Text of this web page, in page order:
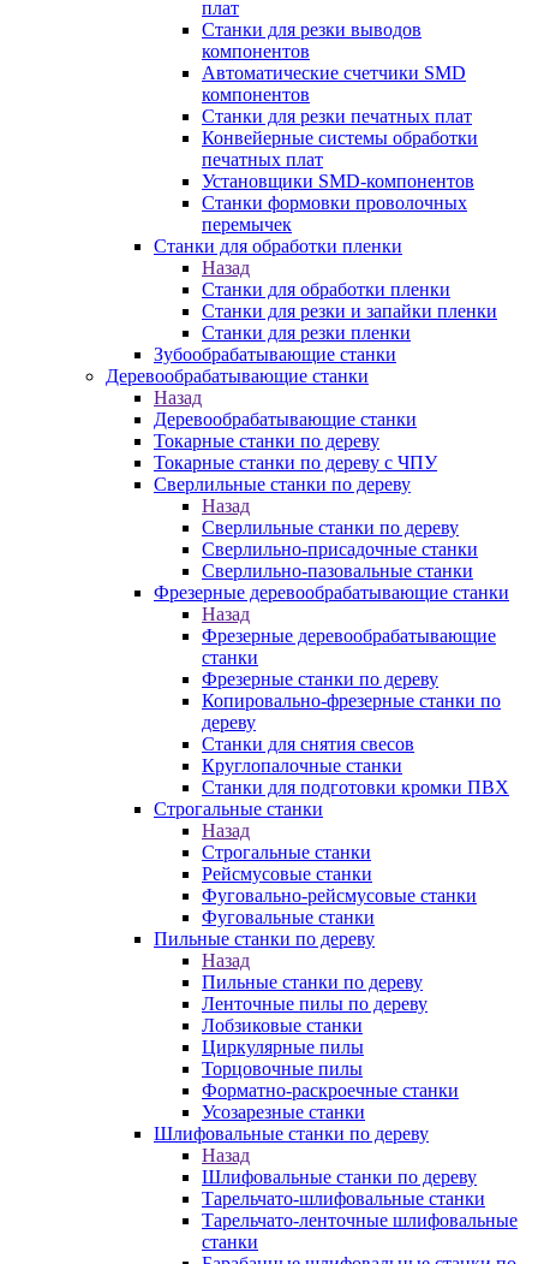
плат
Станки для резки выводов
компонентов
Автоматические счетчики SMD
компонентов
Станки для резки печатных плат
Конвейерные системы обработки
печатных плат
Установщики SMD-компонентов
Станки формовки проволочных
перемычек
Станки для обработки пленки
Назад
Станки для обработки пленки
Станки для резки и запайки пленки
Станки для резки пленки
Зубообрабатывающие станки
Деревообрабатывающие станки
Назад
Деревообрабатывающие станки
Токарные станки по дереву
Токарные станки по дереву с ЧПУ
Сверлильные станки по дереву
Назад
Сверлильные станки по дереву
Сверлильно-присадочные станки
Сверлильно-пазовальные станки
Фрезерные деревообрабатывающие станки
Назад
Фрезерные деревообрабатывающие
станки
Фрезерные станки по дереву
Копировально-фрезерные станки по
дереву
Станки для снятия свесов
Круглопалочные станки
Станки для подготовки кромки ПВХ
Строгальные станки
Назад
Строгальные станки
Рейсмусовые станки
Фуговально-рейсмусовые станки
Фуговальные станки
Пильные станки по дереву
Назад
Пильные станки по дереву
Ленточные пилы по дереву
Лобзиковые станки
Циркулярные пилы
Торцовочные пилы
Форматно-раскроечные станки
Усозарезные станки
Шлифовальные станки по дереву
Назад
Шлифовальные станки по дереву
Тарельчато-шлифовальные станки
Тарельчато-ленточные шлифовальные
станки